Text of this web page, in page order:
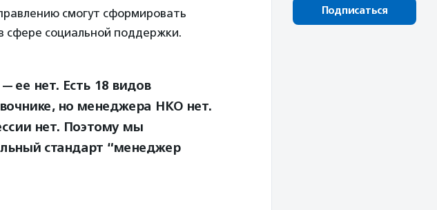
смогут сформировать
социальной поддержки.
ее нет. Есть 18 видов
но менеджера НКО нет.
нет. Поэтому мы
стандарт “менеджер
Подписаться